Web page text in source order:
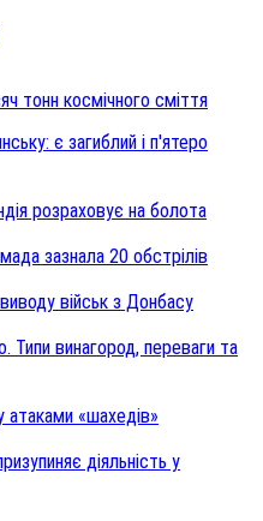
тонн космічного сміття
є загиблий і п'ятеро
розраховує на болота
зазнала 20 обстрілів
військ з Донбасу
Типи винагород, переваги та
атаками «шахедів»
діяльність у